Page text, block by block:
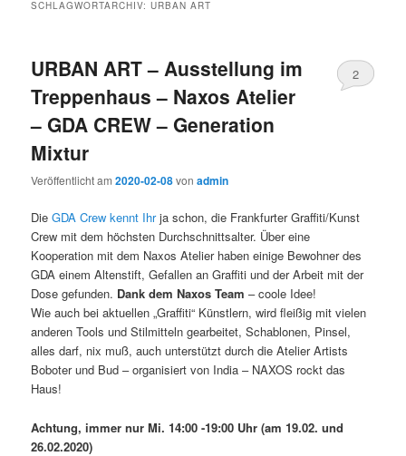
SCHLAGWORTARCHIV:URBAN ART
URBAN ART – Ausstellung im
Treppenhaus – Naxos Atelier
– GDA CREW – Generation
Mixtur
Veröffentlicht am2020-02-08vonadmin
2
DieGDA Crew kennt Ihrja schon, die Frankfurter Graffiti/Kunst
Crew mit dem höchsten Durchschnittsalter. Über eine
Kooperation mit dem Naxos Atelier haben einige Bewohner des
GDA einem Altenstift, Gefallen an Graffiti und der Arbeit mit der
Dose gefunden. Dank dem Naxos Team – coole Idee!
Wie auch bei aktuellen „Graffiti“ Künstlern, wird fleißig mit vielen
anderen Tools und Stilmitteln gearbeitet, Schablonen, Pinsel,
alles darf, nix muß, auch unterstützt durch die Atelier Artists
Boboter und Bud – organisiert von India – NAXOS rockt das
Haus!
Achtung, immer nur Mi. 14:00 -19:00 Uhr (am 19.02. und
26.02.2020)